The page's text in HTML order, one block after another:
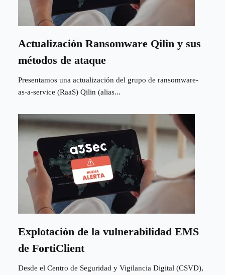
Actualización Ransomware Qilin y sus
métodos de ataque
Presentamos una actualización del grupo de ransomware-
as-a-service (RaaS) Qilin (alias...
Explotación de la vulnerabilidad EMS
de FortiClient
Desde el Centro de Seguridad y Vigilancia Digital (CSVD),